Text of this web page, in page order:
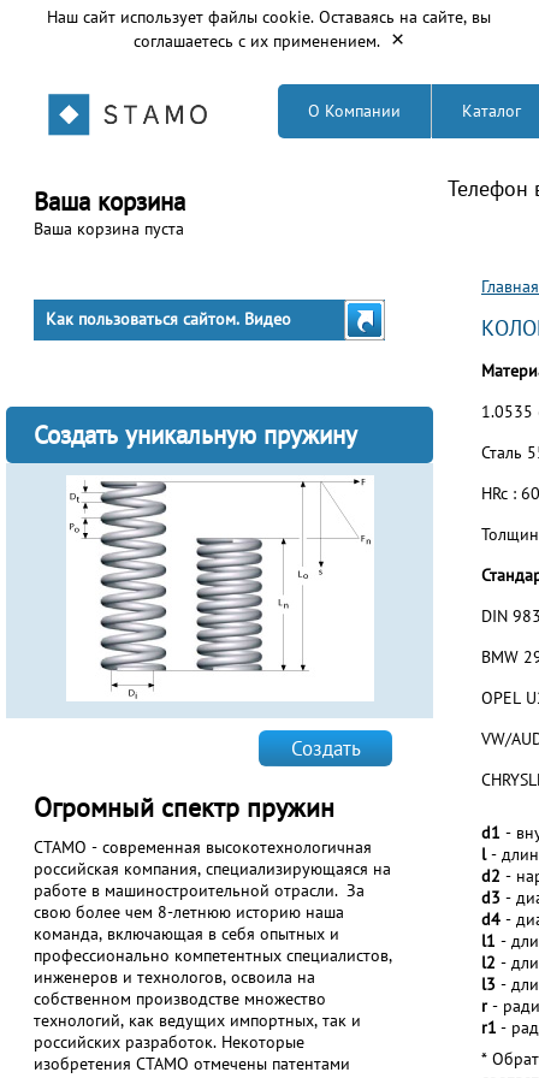
Наш сайт использует файлы cookie. Оставаясь на сайте, вы
соглашаетесь с их применением. ×
О Компании Каталог
Телефон
Ваша корзина
Ваша корзина пуста
Как пользоваться сайтом. Видео
Создать уникальную пружину
Создать
Огромный спектр пружин
СТАМО - современная высокотехнологичная
российская компания, специализирующаяся на
работе в машиностроительной отрасли. За
свою более чем 8-летнюю историю наша
команда, включающая в себя опытных и
профессионально компетентных специалистов,
инженеров и технологов, освоила на
собственном производстве множество
технологий, как ведущих импортных, так и
российских разработок. Некоторые
изобретения СТАМО отмечены патентами
Вы
Главная
1.0535
Сталь
HRc :
DIN
BMW
OPEL
VW/
d1 -
l-
d2 -
d3 -
d4 -
l1 -
l2 -
l3 -
r -
r1 -
*